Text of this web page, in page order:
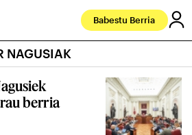
Babestu Berria
NAGUSIAK
berria